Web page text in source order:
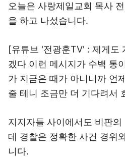
오늘은 사랑제일교회 목사
을 하고 나섰습니다.
[유튜브 '전광훈TV' : 제게도
겠다 이런 메시지가 수백 통
가 지금은 때가 아니니까 언
줄 테니 조금만 더 기다려서
지지자들 사이에서도 비판
데 경찰은 정확한 사건 경위
니다.